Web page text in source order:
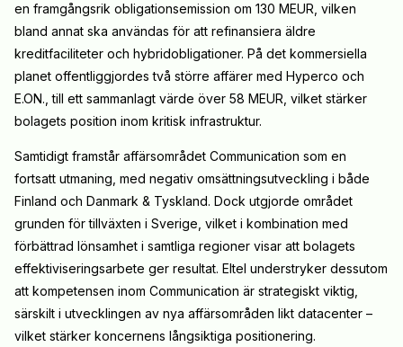
en framgångsrik obligationsemission om 130 MEUR, vilken
bland annat ska användas för att refinansiera äldre
kreditfaciliteter och hybridobligationer. På det kommersiella
planet offentliggjordes två större affärer med Hyperco och
E.ON., till ett sammanlagt värde över 58 MEUR, vilket stärker
bolagets position inom kritisk infrastruktur.
Samtidigt framstår affärsområdet Communication som en
fortsatt utmaning, med negativ omsättningsutveckling i både
Finland och Danmark & Tyskland. Dock utgjorde området
grunden för tillväxten i Sverige, vilket i kombination med
förbättrad lönsamhet i samtliga regioner visar att bolagets
effektiviseringsarbete ger resultat. Eltel understryker dessutom
att kompetensen inom Communication är strategiskt viktig,
särskilt i utvecklingen av nya affärsområden likt datacenter –
vilket stärker koncernens långsiktiga positionering.